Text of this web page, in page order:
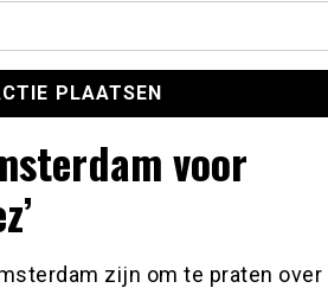
voor
zijn om te praten over